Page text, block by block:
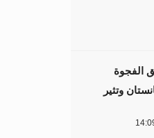
الفجوة
وتثير